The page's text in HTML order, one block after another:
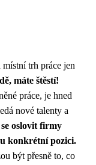
trh práce jen
máte štěstí!
práce, je hned
nové talenty a
oslovit firmy
konkrétní pozici.
být přesně to, co